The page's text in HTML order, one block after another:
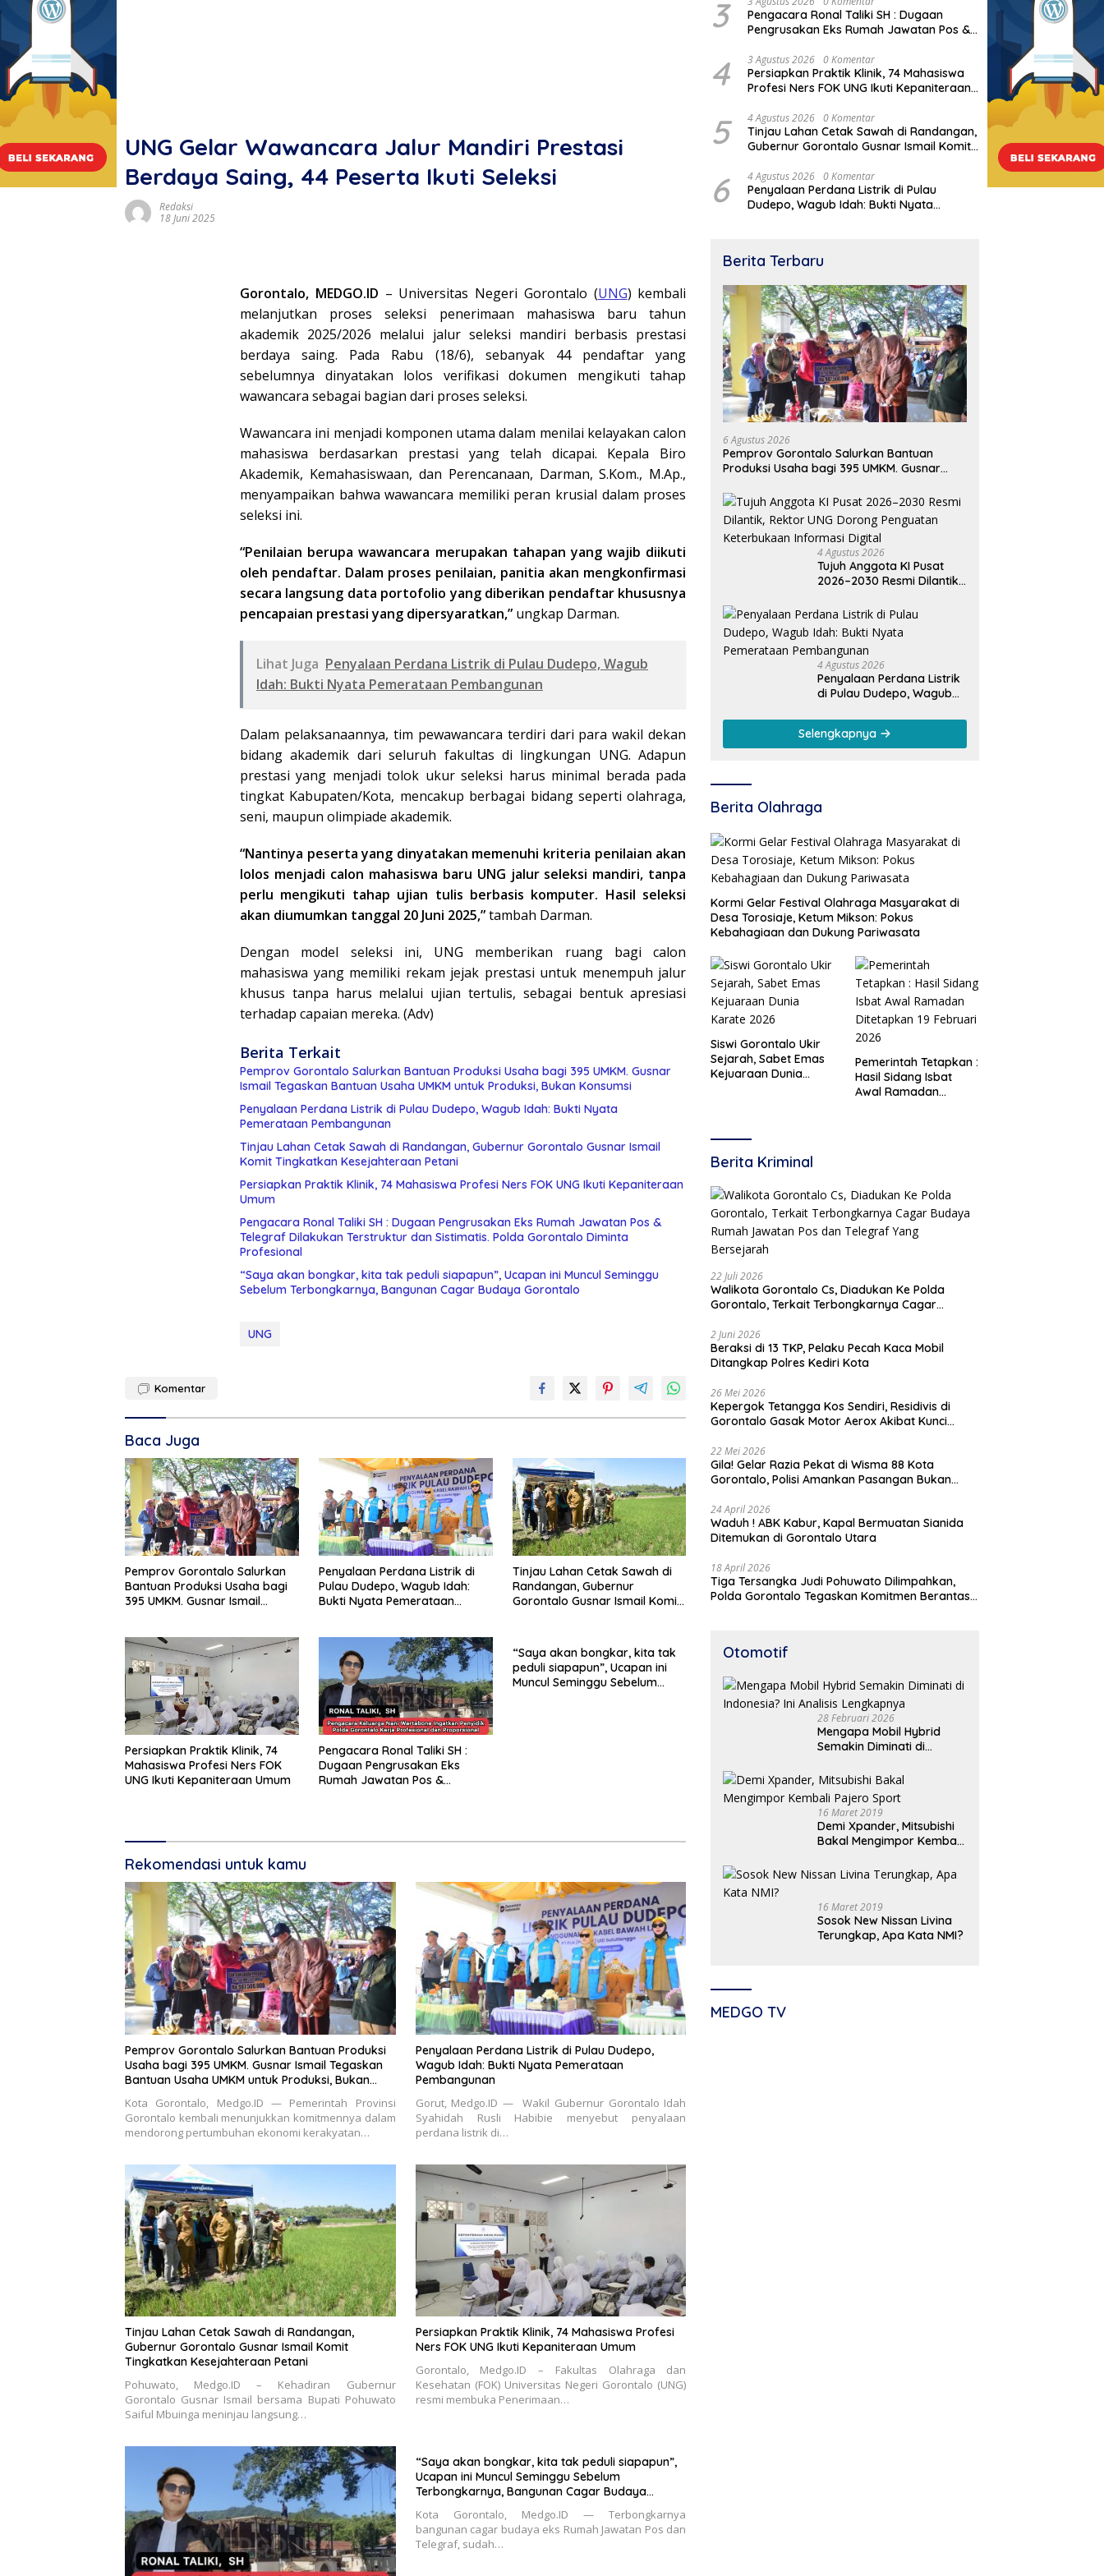
UNG Gelar Wawancara Jalur Mandiri Prestasi
Berdaya Saing, 44 Peserta Ikuti Seleksi
Redaksi
18 Juni 2025
Gorontalo, MEDGO.ID – Universitas Negeri Gorontalo (UNG) kembali
melanjutkan proses seleksi penerimaan mahasiswa baru tahun
akademik 2025/2026 melalui jalur seleksi mandiri berbasis prestasi
berdaya saing. Pada Rabu (18/6), sebanyak 44 pendaftar yang
sebelumnya dinyatakan lolos verifikasi dokumen mengikuti tahap
wawancara sebagai bagian dari proses seleksi.
Wawancara ini menjadi komponen utama dalam menilai kelayakan calon
mahasiswa berdasarkan prestasi yang telah dicapai. Kepala Biro
Akademik, Kemahasiswaan, dan Perencanaan, Darman, S.Kom., M.Ap.,
menyampaikan bahwa wawancara memiliki peran krusial dalam proses
seleksi ini.
“Penilaian berupa wawancara merupakan tahapan yang wajib diikuti
oleh pendaftar. Dalam proses penilaian, panitia akan mengkonfirmasi
secara langsung data portofolio yang diberikan pendaftar khususnya
pencapaian prestasi yang dipersyaratkan,” ungkap Darman.
Lihat Juga Penyalaan Perdana Listrik di Pulau Dudepo, Wagub
Idah: Bukti Nyata Pemerataan Pembangunan
Dalam pelaksanaannya, tim pewawancara terdiri dari para wakil dekan
bidang akademik dari seluruh fakultas di lingkungan UNG. Adapun
prestasi yang menjadi tolok ukur seleksi harus minimal berada pada
tingkat Kabupaten/Kota, mencakup berbagai bidang seperti olahraga,
seni, maupun olimpiade akademik.
“Nantinya peserta yang dinyatakan memenuhi kriteria penilaian akan
lolos menjadi calon mahasiswa baru UNG jalur seleksi mandiri, tanpa
perlu mengikuti tahap ujian tulis berbasis komputer. Hasil seleksi
akan diumumkan tanggal 20 Juni 2025,”tambah Darman.
Dengan model seleksi ini, UNG memberikan ruang bagi calon
mahasiswa yang memiliki rekam jejak prestasi untuk menempuh jalur
khusus tanpa harus melalui ujian tertulis, sebagai bentuk apresiasi
terhadap capaian mereka. (Adv)
Berita Terkait
Pemprov Gorontalo Salurkan Bantuan Produksi Usaha bagi 395 UMKM. Gusnar
Ismail Tegaskan Bantuan Usaha UMKM untuk Produksi, Bukan Konsumsi
Penyalaan Perdana Listrik di Pulau Dudepo, Wagub Idah: Bukti Nyata
Pemerataan Pembangunan
Tinjau Lahan Cetak Sawah di Randangan, Gubernur Gorontalo Gusnar Ismail
Komit Tingkatkan Kesejahteraan Petani
Persiapkan Praktik Klinik, 74 Mahasiswa Profesi Ners FOK UNG Ikuti Kepaniteraan
Umum
Pengacara Ronal Taliki SH : Dugaan Pengrusakan Eks Rumah Jawatan Pos &
Telegraf Dilakukan Terstruktur dan Sistimatis. Polda Gorontalo Diminta
Profesional
“Saya akan bongkar, kita tak peduli siapapun”, Ucapan ini Muncul Seminggu
Sebelum Terbongkarnya, Bangunan Cagar Budaya Gorontalo
UNG
Komentar
Baca Juga
Pemprov Gorontalo Salurkan
Bantuan Produksi Usaha bagi
395 UMKM. Gusnar Ismail
Konsumsi
Penyalaan Perdana Listrik di
Pulau Dudepo, Wagub Idah:
Bukti Nyata Pemerataan
Tinjau Lahan Cetak Sawah di
Randangan, Gubernur
Gorontalo Gusnar Ismail Komit
Persiapkan Praktik Klinik, 74
Mahasiswa Profesi Ners FOK
UNG Ikuti Kepaniteraan Umum
Pengacara Ronal Taliki SH :
Dugaan Pengrusakan Eks
Rumah Jawatan Pos &
“Saya akan bongkar, kita tak
peduli siapapun”, Ucapan ini
Muncul Seminggu Sebelum
Rekomendasi untuk kamu
Pemprov Gorontalo Salurkan Bantuan Produksi
Usaha bagi 395 UMKM. Gusnar Ismail Tegaskan
Bantuan Usaha UMKM untuk Produksi, Bukan
Kota Gorontalo, Medgo.ID — Pemerintah Provinsi
Gorontalo kembali menunjukkan komitmennya dalam
mendorong pertumbuhan ekonomi kerakyatan…
Penyalaan Perdana Listrik di Pulau Dudepo,
Wagub Idah: Bukti Nyata Pemerataan
Pembangunan
Gorut, Medgo.ID — Wakil Gubernur Gorontalo Idah
Syahidah Rusli Habibie menyebut penyalaan
perdana listrik di…
Tinjau Lahan Cetak Sawah di Randangan,
Gubernur Gorontalo Gusnar Ismail Komit
Tingkatkan Kesejahteraan Petani
Pohuwato, Medgo.ID – Kehadiran Gubernur
Gorontalo Gusnar Ismail bersama Bupati Pohuwato
Saiful Mbuinga meninjau langsung…
Persiapkan Praktik Klinik, 74 Mahasiswa Profesi
Ners FOK UNG Ikuti Kepaniteraan Umum
Gorontalo, Medgo.ID – Fakultas Olahraga dan
Kesehatan (FOK) Universitas Negeri Gorontalo (UNG)
resmi membuka Penerimaan…
“Saya akan bongkar, kita tak peduli siapapun”,
Ucapan ini Muncul Seminggu Sebelum
Terbongkarnya, Bangunan Cagar Budaya
Kota Gorontalo, Medgo.ID — Terbongkarnya
bangunan cagar budaya eks Rumah Jawatan Pos dan
Telegraf, sudah…
3
Pengacara Ronal Taliki SH : Dugaan
Pengrusakan Eks Rumah Jawatan Pos &
Sistimatis. Polda Gorontalo Diminta
Profesional
4 3 Agustus 2026 0 Komentar
Persiapkan Praktik Klinik, 74 Mahasiswa
Profesi Ners FOK UNG Ikuti Kepaniteraan
5 4 Agustus 2026 0 Komentar
Tinjau Lahan Cetak Sawah di Randangan,
Gubernur Gorontalo Gusnar Ismail Komit
6 4 Agustus 2026 0 Komentar
Penyalaan Perdana Listrik di Pulau
Dudepo, Wagub Idah: Bukti Nyata
Berita Terbaru
6 Agustus 2026
Pemprov Gorontalo Salurkan Bantuan
Produksi Usaha bagi 395 UMKM. Gusnar
untuk Produksi, Bukan Konsumsi
4 Agustus 2026
Tujuh Anggota KI Pusat
2026–2030 Resmi Dilantik,
Penguatan Keterbukaan
Informasi Digital
4 Agustus 2026
Penyalaan Perdana Listrik
di Pulau Dudepo, Wagub
Pemerataan
Pembangunan
Selengkapnya
Berita Olahraga
Kormi Gelar Festival Olahraga Masyarakat di
Desa Torosiaje, Ketum Mikson: Pokus
Kebahagiaan dan Dukung Pariwasata
Siswi Gorontalo Ukir
Sejarah, Sabet Emas
Kejuaraan Dunia
Pemerintah Tetapkan :
Hasil Sidang Isbat
Awal Ramadan
Berita Kriminal
22 Juli 2026
Walikota Gorontalo Cs, Diadukan Ke Polda
Gorontalo, Terkait Terbongkarnya Cagar
Bersejarah
2 Juni 2026
Beraksi di 13 TKP, Pelaku Pecah Kaca Mobil
Ditangkap Polres Kediri Kota
26 Mei 2026
Kepergok Tetangga Kos Sendiri, Residivis di
Gorontalo Gasak Motor Aerox Akibat Kunci
22 Mei 2026
Gila! Gelar Razia Pekat di Wisma 88 Kota
Gorontalo, Polisi Amankan Pasangan Bukan
24 April 2026
Waduh ! ABK Kabur, Kapal Bermuatan Sianida
Ditemukan di Gorontalo Utara
18 April 2026
Tiga Tersangka Judi Pohuwato Dilimpahkan,
Polda Gorontalo Tegaskan Komitmen Berantas
Otomotif
28 Februari 2026
Mengapa Mobil Hybrid
Semakin Diminati di
Lengkapnya
16 Maret 2019
Demi Xpander, Mitsubishi
Bakal Mengimpor Kembali
16 Maret 2019
Sosok New Nissan Livina
Terungkap, Apa Kata NMI?
MEDGO TV